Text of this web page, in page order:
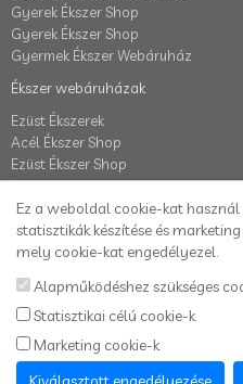
Gyerek Ékszer Shop
Gyerek Ékszer Shop
Gyermek Ékszer Webáruház
Ékszer webáruházak
Ezüst Ékszerek
Acél Ékszer Shop
Ezüst Ékszer Shop
Fiók
Elállás a szerződéstől
Kívánságlista
Hírlevél
Karikafülbevaló webáruház
Ez a weboldal cookie-kat
statisztikák készítése és
mely cookie-kat engedélyezel.
Alapműködéshez szükséges
Statisztikai célú cookie-k
Marketing cookie-k